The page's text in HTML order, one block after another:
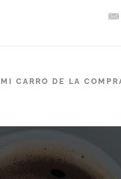
MI CARRO DE LA